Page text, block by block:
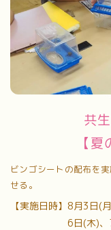
共
【
ビンゴシートの配布を
せる。
【実施日時】8月3日(
6日(木)、7日(